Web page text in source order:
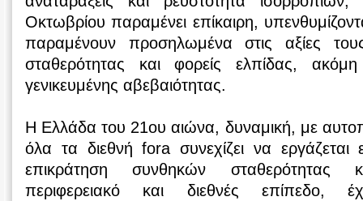
Οκτωβρίου παραμένει επίκαιρη,
παραμένουν προσηλωμένα στις αξίες
σταθερότητας και φορείς ελπίδας,
γενικευμένης αβεβαιότητας.
Η Ελλάδα του 21ου αιώνα, δυναμική, με
όλα τα διεθνή fora συνεχίζει να εργάζεται
επικράτηση συνθηκών σταθερότητας
περιφερειακό και διεθνές επίπεδο,